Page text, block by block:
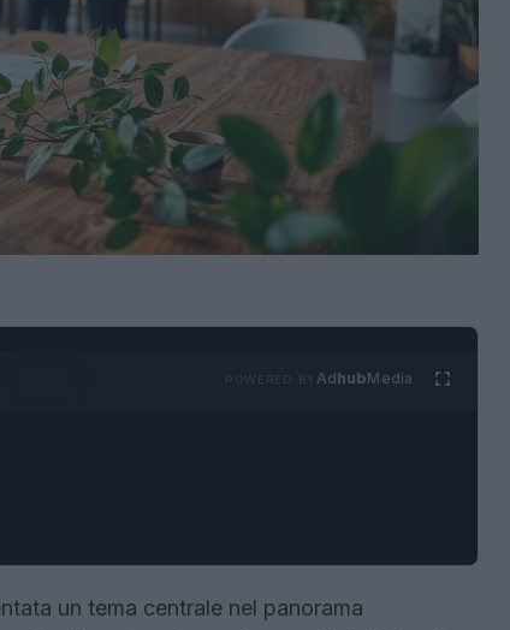
AdhubMedia
un tema centrale nel panorama